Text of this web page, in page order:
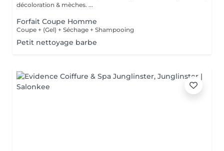
décoloration & mèches. ...
Forfait Coupe Homme
Coupe + (Gel) + Séchage + Shampooing
Petit nettoyage barbe